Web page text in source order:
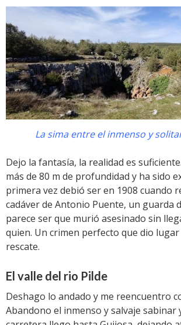
La sima entre el inmenso y
Dejo la fantasía, la realidad es
más de 80 m de profundidad y ha sido
primera vez debió ser en 1908 cuando
cadáver de Antonio Puente, un guarda
parece ser que murió asesinado sin
quien. Un crimen perfecto que dio
rescate.
El valle del rio Pilde
Deshago lo andado y me reencuentro
Abandono el inmenso y salvaje sabinar